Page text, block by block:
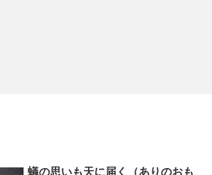
蟻の思いも天に届く（ありのおも